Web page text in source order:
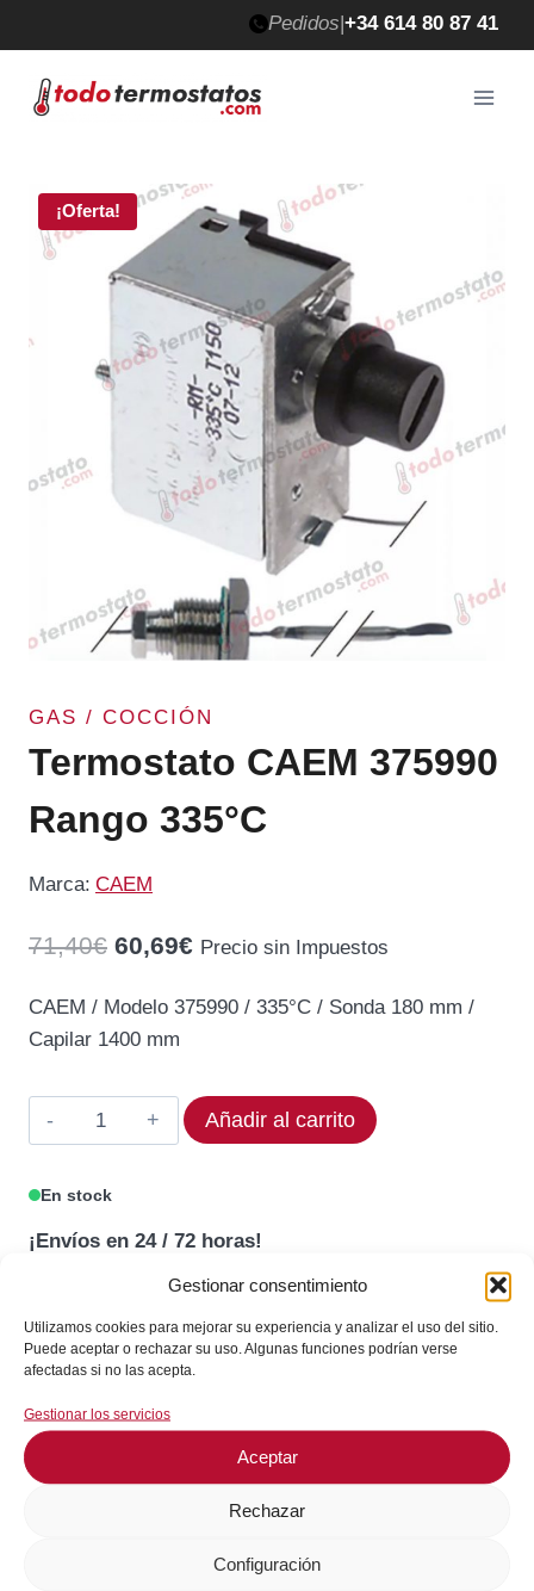
Gestionar consentimiento
Utilizamos cookies para mejorar su experiencia y analizar el uso del sitio.
Puede aceptar o rechazar su uso. Algunas funciones podrían verse
afectadas si no las acepta.
Gestionar los servicios
Aceptar
Rechazar
Configuración
al
contenido
Pedidos|+34 614 80 87 41
¡Oferta!
GAS / COCCIÓN
Termostato CAEM 375990
Rango 335°C
Marca: CAEM
71,40€ El
original
71,40€.
60,69€El
60,69€.
Precio sin Impuestos
CAEM / Modelo 375990 / 335°C / Sonda 180 mm /
Capilar 1400 mm
Termostato
CAEM
Rango
335°C
Añadir al carrito
En stock
¡Envíos en 24 / 72 horas!
Consultar en WhatsApp
GARANTÍA DE SEGURIDAD EN EL PAGO